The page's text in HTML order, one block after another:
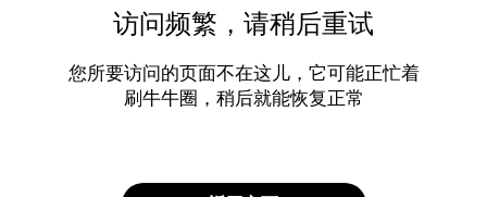
访问频繁，请稍后重试
您所要访问的页面不在这儿，它可能正忙着
刷牛牛圈，稍后就能恢复正常